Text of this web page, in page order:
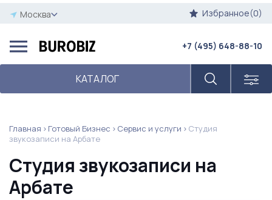
Москва Избранное(0)
КАТАЛОГ
+7 (495) 648-88-10
Главная Готовый Бизнес Сервис и услуги
Студия
звукозаписи на Арбате
Студия звукозаписи на
Арбате